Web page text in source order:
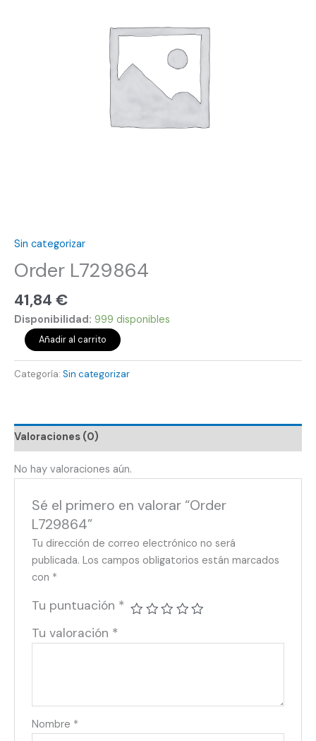
Sin categorizar
Order L729864
41,84 €
Disponibilidad: 999 disponibles
Añadir al carrito
Categoría: Sin categorizar
Valoraciones (0)
No hay valoraciones aún.
Sé el primero en valorar “Order
L729864”
Tu dirección de correo electrónico no será
publicada. Los campos obligatorios están marcados
con *
Tu puntuación *
Tu valoración *
Nombre *